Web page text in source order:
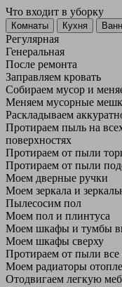
Что входит в уборку
Регу­лярная
Гене­ральная
После ремонта
Заправляем кровать
Собираем мусор и
Меняем мусорные
Раскладываем
Протираем пыль на
поверхностях
Протираем от пыли
Протираем от пыли
Моем дверные ручки
Моем зеркала и
Пылесосим пол
Моем пол и плинтуса
Моем шкафы и тумбы
Моем шкафы сверху
Протираем от пыли
Моем радиаторы
Отодвигаем легкую